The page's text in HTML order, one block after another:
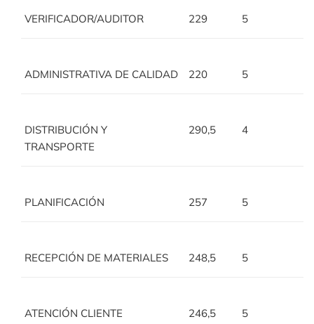
VERIFICADOR/AUDITOR 229 5
ADMINISTRATIVA DE CALIDAD 220 5
DISTRIBUCIÓN Y
TRANSPORTE
290,5 4
PLANIFICACIÓN 257 5
RECEPCIÓN DE MATERIALES 248,5 5
ATENCIÓN CLIENTE 246,5 5